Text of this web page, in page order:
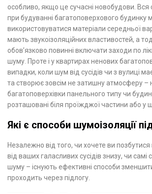
особливо, якщо це сучасні новобудови.
при будуванні багатоповерхового будинку
використовуватися матеріали середньої
мають звукоізоляційних властивостей, а
обов’язково повинні включати заходи по
шуму. Проте і у квартирах ненових
випадки, коли шум від сусідів чи з вулиці
та створює зовсім не затишну атмосферу –
багатоповерхівки панельного типу чи
розташовані біля проїжджої частини або у
Які є способи шумоізоляції
Незалежно від того, чи хочете ви
від ваших галасливих сусідів знизу, чи самі
шуму – існують ефективні способи
проходить через підлогу.